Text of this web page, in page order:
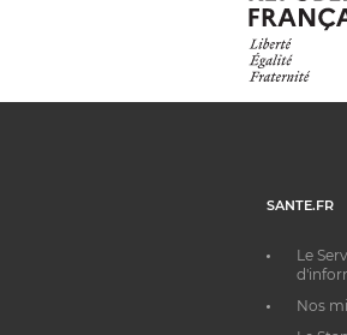
SANTE.FR
Le
Nos